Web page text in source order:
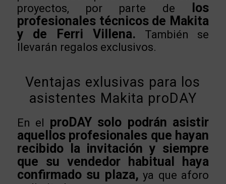
proyectos, por parte de
los
profesionales técnicos de Makita
y de Ferri Villena. También se
llevarán regalos exclusivos.
Ventajas exlusivas para los
asistentes Makita proDAY
En el proDAY solo podrán asistir
aquellos profesionales que hayan
recibido la invitación y siempre
que su vendedor habitual haya
confirmado su plaza, ya que aforo